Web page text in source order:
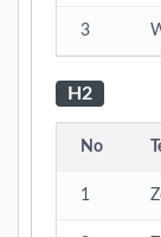
3
H2
No
1